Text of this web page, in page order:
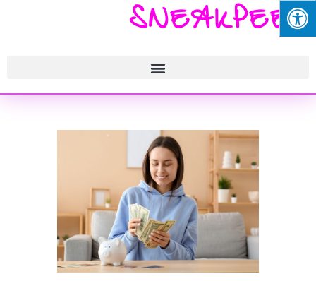
SNEAKPEEK